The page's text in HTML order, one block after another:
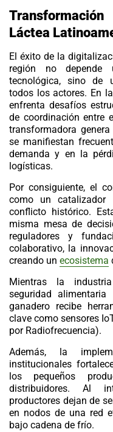
Láctea
El éxito de la
región no depende
tecnológica, sino de
todos los actores. En
enfrenta desafíos
de coordinación entre
transformadora
se manifiestan
demanda y en la
logísticas.
Por consiguiente, el
como un catalizador
conflicto histórico.
misma mesa de
reguladores y
colaborativo, la
creando un ecosistema
Mientras la
seguridad
ganadero recibe
clave comosensores
por Radiofrecuencia).
Además, la
institucionales
los pequeños
distribuidores. Al
productores dejan de
en nodos de una red
bajo cadena de frío.